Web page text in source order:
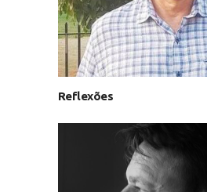
Reflexões